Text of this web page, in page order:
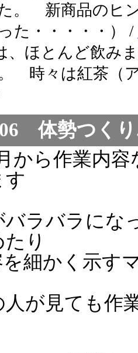
。 新商品のヒ
た・・・・・） /
、ほとんど飲み
時々は紅茶（
06 体勢つくり
から作業内
す
バラバラにな
り
細かく示す
が見ても作